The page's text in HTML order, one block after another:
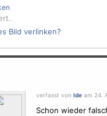
Bild verlinken?
verfasst von Ideam 24.
Schon wieder